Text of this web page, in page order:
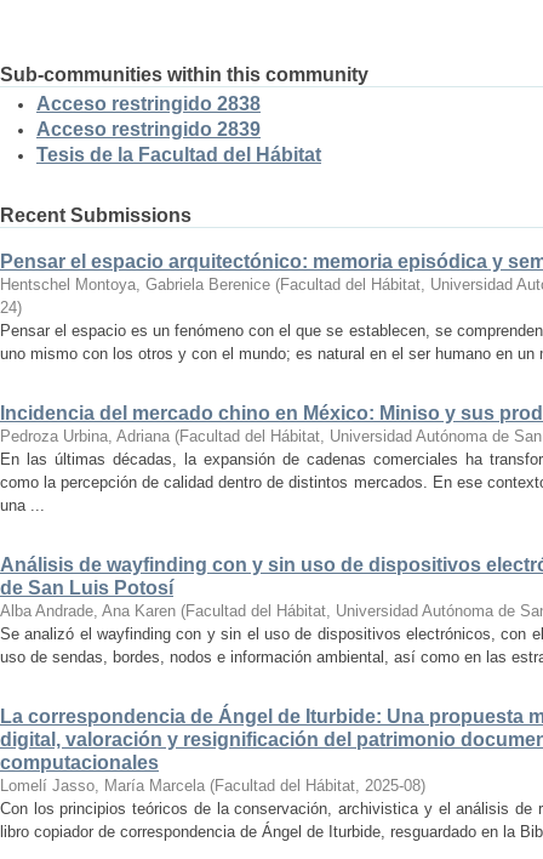
Sub-communities within this community
Acceso restringido 2838
Acceso restringido 2839
Tesis de la Facultad del Hábitat
Recent Submissions
Pensar el espacio arquitectónico: memoria episódica y
Hentschel Montoya, Gabriela Berenice (Facultad del Hábitat, Universidad
24)
Pensar el espacio es un fenómeno con el que se establecen, se
uno mismo con los otros y con el mundo; es natural en el ser humano en
Incidencia del mercado chino en México: Miniso y sus
Pedroza Urbina, Adriana (Facultad del Hábitat, Universidad Autónoma de
En las últimas décadas, la expansión de cadenas comerciales ha
como la percepción de calidad dentro de distintos mercados. En ese
una ...
Análisis de wayfinding con y sin uso de dispositivos
de San Luis Potosí
Alba Andrade, Ana Karen (Facultad del Hábitat, Universidad Autónoma de
Se analizó el wayfinding con y sin el uso de dispositivos electrónicos, con
uso de sendas, bordes, nodos e información ambiental, así como en las
La correspondencia de Ángel de Iturbide: Una propuesta
digital, valoración y resignificación del patrimonio
computacionales
Lomelí Jasso, María Marcela (Facultad del Hábitat, 2025-08)
Con los principios teóricos de la conservación, archivistica y el análisis de
libro copiador de correspondencia de Ángel de Iturbide, resguardado en la